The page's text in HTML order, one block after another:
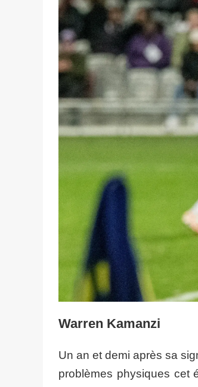
Warren Kamanzi
Un an et demi après sa
problèmes physiques cet